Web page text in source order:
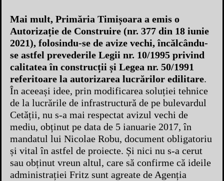
Mai mult, Primăria Timișoara a emis o
Autorizație de Construire (nr. 377 din 18 iunie
2021), folosindu-se de avize vechi, încălcându-
se astfel prevederile Legii nr. 10/1995 privind
calitatea în construcții și Legea nr. 50/1991
referitoare la autorizarea lucrărilor edilitare.
În aceeași idee, prin modificarea soluției tehnice
de la lucrările de infrastructură de pe bulevardul
Cetății, nu s-a mai respectat avizul vechi de
mediu, obținut pe data de 5 ianuarie 2017, în
mandatul lui Nicolae Robu, document obligatoriu
și vital în astfel de proiecte. Și nici nu s-a cerut
sau obținut vreun altul, care să confirme că ideile
administrației Fritz sunt agreate de Agenția